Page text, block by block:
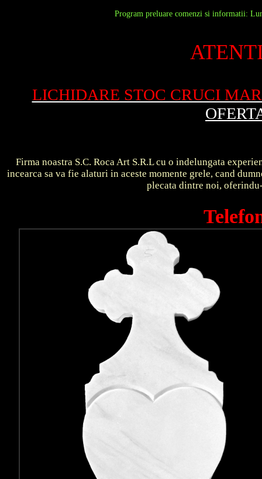
Program preluare comenzi si informatii:
LICHIDARE STOC CRUCI
Firma noastra S.C. Roca Art S.R.L cu o indelungata
incearca sa va fie alaturi in aceste momente grele, cand
plecata dintre noi,